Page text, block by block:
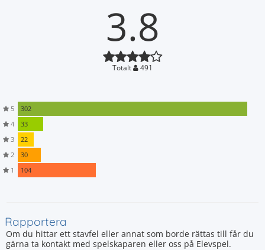
3.8
Totalt 491
5
302
4
33
3
22
2
30
1
104
Rapportera
Om du hittar ett stavfel eller annat som borde rättas till får du
gärna ta kontakt med spelskaparen eller oss på Elevspel.